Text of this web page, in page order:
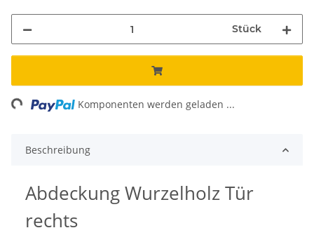
Stück
Komponenten werden geladen ...
Beschreibung
Abdeckung Wurzelholz Tür
rechts